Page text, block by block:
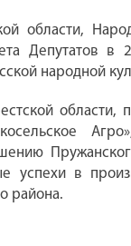
области,
Депутатов в
народной
области,
успехи в
района.